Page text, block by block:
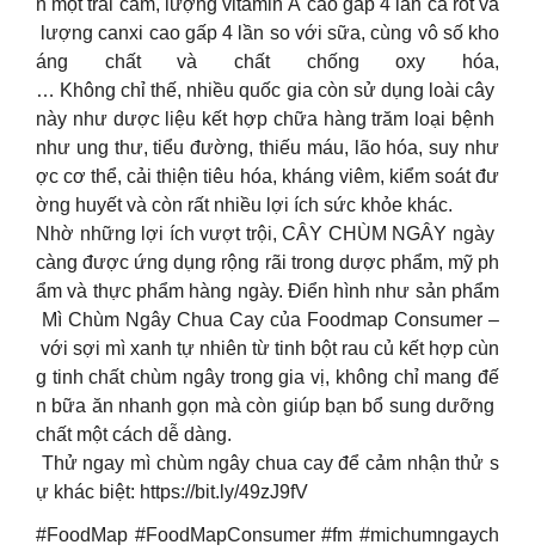
lượng canxi cao gấp 4 lần so với sữa, cùng vô số kho
áng chất và chất chống oxy hóa,
… Không chỉ thế, nhiều quốc gia còn sử dụng loài cây
này như dược liệu kết hợp chữa hàng trăm loại bệnh
như ung thư, tiểu đường, thiếu máu, lão hóa, suy như
ợc cơ thể, cải thiện tiêu hóa, kháng viêm, kiểm soát đư
ờng huyết và còn rất nhiều lợi ích sức khỏe khác.
Nhờ những lợi ích vượt trội, CÂY CHÙM NGÂY ngày
càng được ứng dụng rộng rãi trong dược phẩm, mỹ ph
ẩm và thực phẩm hàng ngày. Điển hình như sản phẩm
Mì Chùm Ngây Chua Cay của Foodmap Consumer –
với sợi mì xanh tự nhiên từ tinh bột rau củ kết hợp cùn
g tinh chất chùm ngây trong gia vị, không chỉ mang đế
n bữa ăn nhanh gọn mà còn giúp bạn bổ sung dưỡng
chất một cách dễ dàng.
Thử ngay mì chùm ngây chua cay để cảm nhận thử s
ự khác biệt: https://bit.ly/49zJ9fV
#FoodMap #FoodMapConsumer #fm #michumngaych